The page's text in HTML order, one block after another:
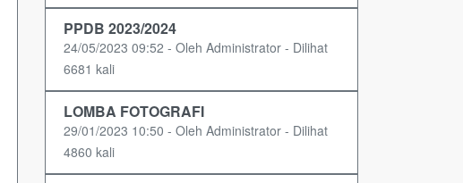
PPDB 2023/2024
24/05/2023 09:52 - Oleh Administrator - Dilihat
6681 kali
LOMBA FOTOGRAFI
29/01/2023 10:50 - Oleh Administrator - Dilihat
4860 kali